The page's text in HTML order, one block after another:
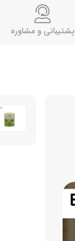
پشتیبانی و مشاوره